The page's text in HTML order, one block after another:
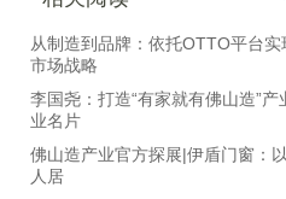
从制造到品牌：依托OTTO平台
市场战略
李国尧：打造“有家就有佛山造”
业名片
佛山造产业官方探展|伊盾门窗：
人居